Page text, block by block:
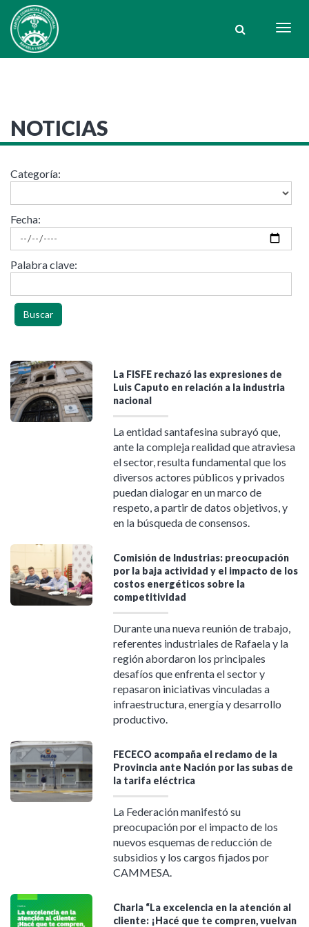
NOTICIAS
Categoría:
Fecha:
Palabra clave:
La FISFE rechazó las expresiones de
Luis Caputo en relación a la industria
nacional
La entidad santafesina subrayó que,
ante la compleja realidad que atraviesa
el sector, resulta fundamental que los
diversos actores públicos y privados
puedan dialogar en un marco de
respeto, a partir de datos objetivos, y
en la búsqueda de consensos.
Comisión de Industrias: preocupación
por la baja actividad y el impacto de los
costos energéticos sobre la
competitividad
Durante una nueva reunión de trabajo,
referentes industriales de Rafaela y la
región abordaron los principales
desafíos que enfrenta el sector y
repasaron iniciativas vinculadas a
infraestructura, energía y desarrollo
productivo.
FECECO acompaña el reclamo de la
Provincia ante Nación por las subas de
la tarifa eléctrica
La Federación manifestó su
preocupación por el impacto de los
nuevos esquemas de reducción de
subsidios y los cargos fijados por
CAMMESA.
Charla “La excelencia en la atención al
cliente: ¡Hacé que te compren, vuelvan